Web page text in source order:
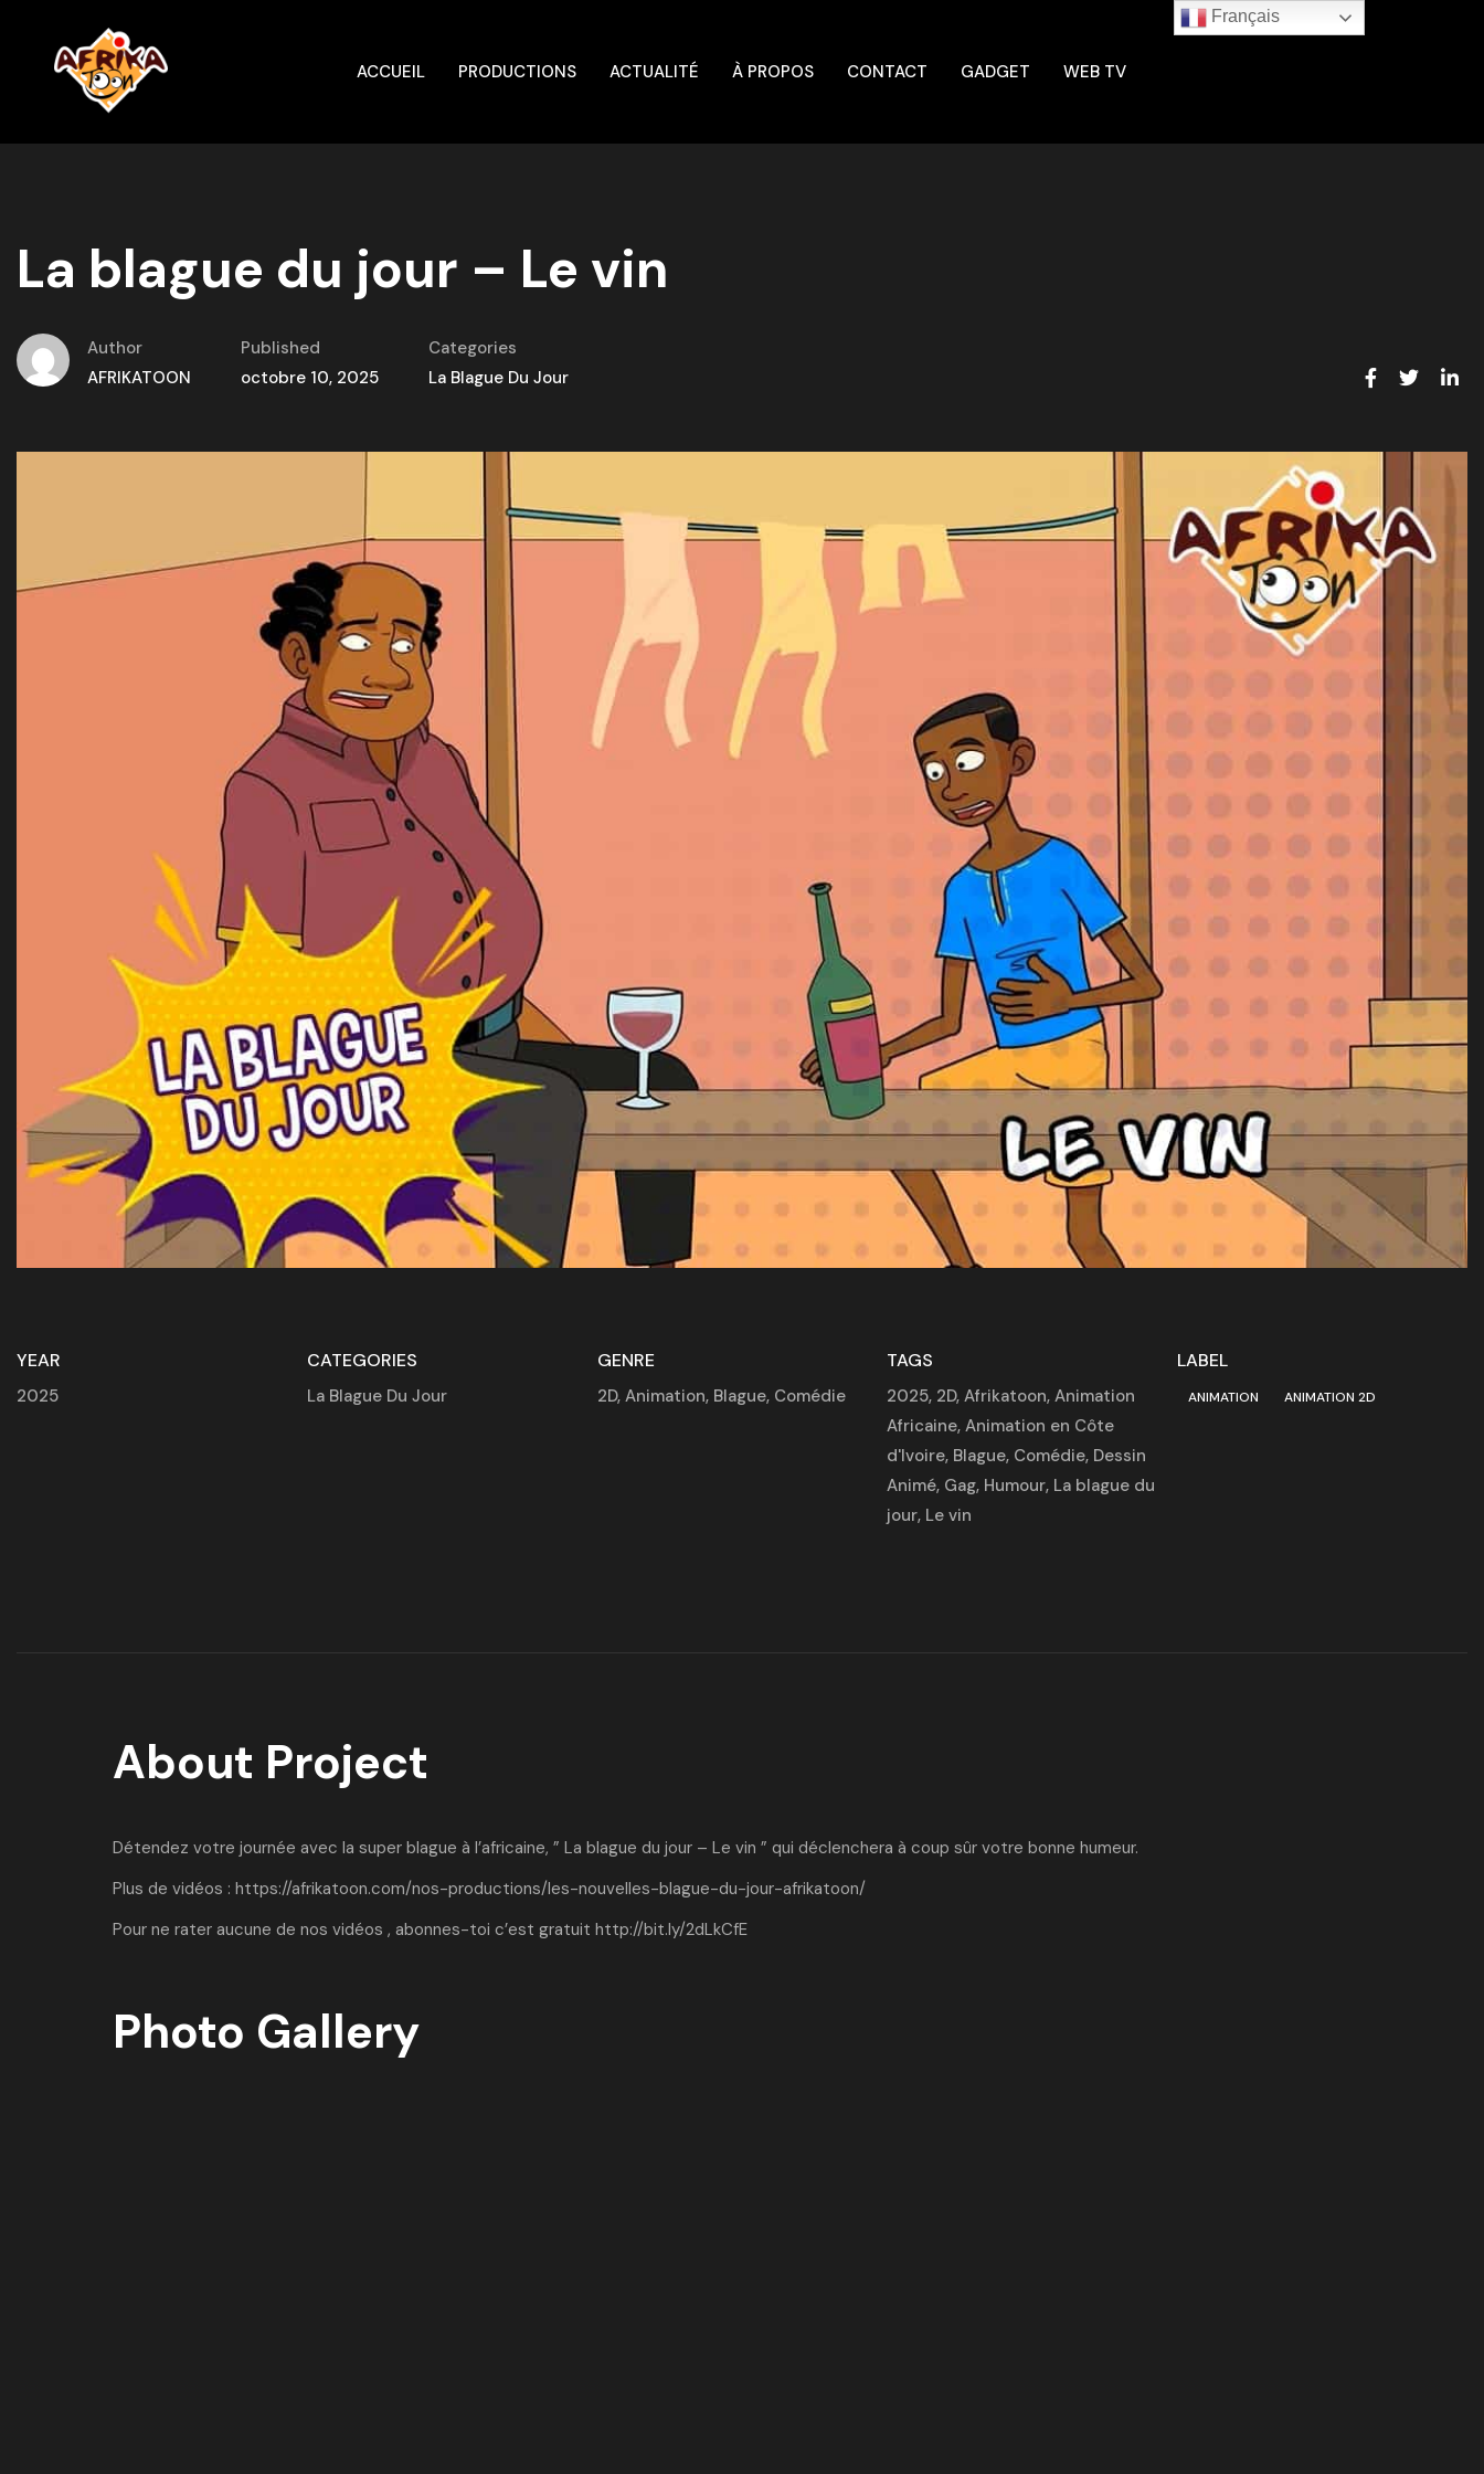
ACCUEIL PRODUCTIONS ACTUALITÉ À PROPOS CONTACT GADGET WEB TV
La blague du jour – Le vin
Author
AFRIKATOON
Published
octobre 10, 2025
Categories
La Blague Du Jour
YEAR
2025
CATEGORIES
La Blague Du Jour
GENRE
2D, Animation, Blague, Comédie
TAGS
2025, 2D,Afrikatoon,Animation
Africaine,Animation en Côte
d'Ivoire, Blague, Comédie, Dessin
Animé, Gag, Humour, La blague du
jour, Le vin
LABEL
ANIMATION ANIMATION 2D
About Project
Détendez votre journée avec la super blague à l’africaine, ” La blague du jour – Le vin ” qui déclenchera à coup sûr votre bonne humeur.
Plus de vidéos : https://afrikatoon.com/nos-productions/les-nouvelles-blague-du-jour-afrikatoon/
Pour ne rater aucune de nos vidéos , abonnes-toi c’est gratuit http://bit.ly/2dLkCfE
Photo Gallery
Français